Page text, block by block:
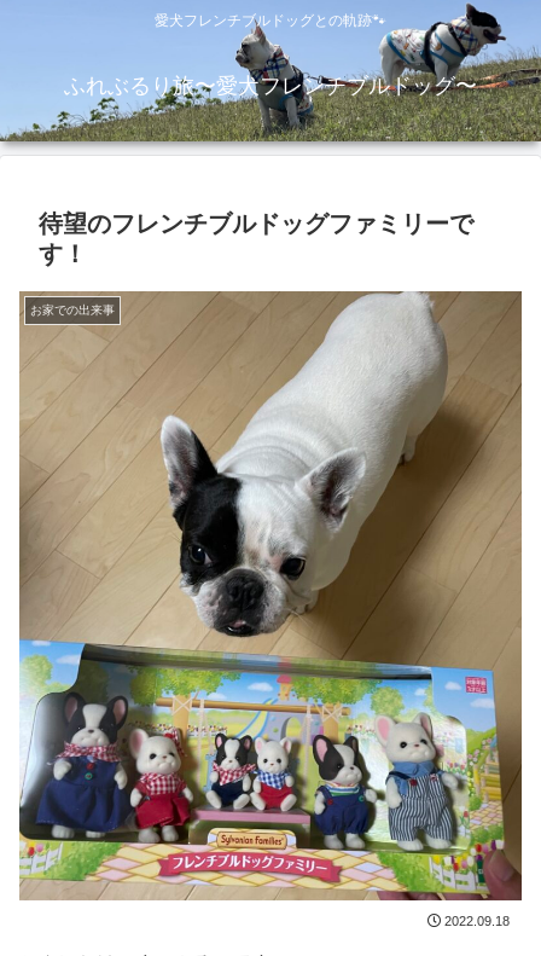
愛犬フレンチブルドッグとの軌跡🐾
ふれぶるり旅〜愛犬フレンチブルドッグ〜
待望のフレンチブルドッグファミリーで
す！
お家での出来事
2022.09.18